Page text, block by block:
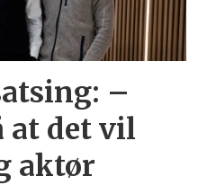
–
at det vil
aktør